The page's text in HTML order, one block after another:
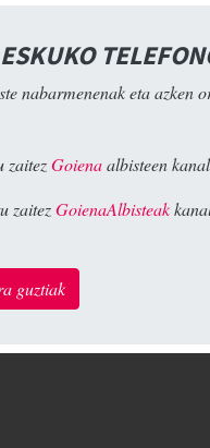
nabarmenenak eta azken
zaitezGoienaalbisteen
zaitezGoienaAlbisteak
guztiak